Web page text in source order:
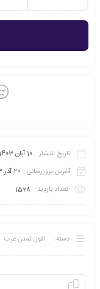
تاریخ انتشار: 10 آبان 1403
آخرین بروزرسانی: 20 آذر 1403
تعداد بازدید: 1528
دسته: افول تمدن غرب